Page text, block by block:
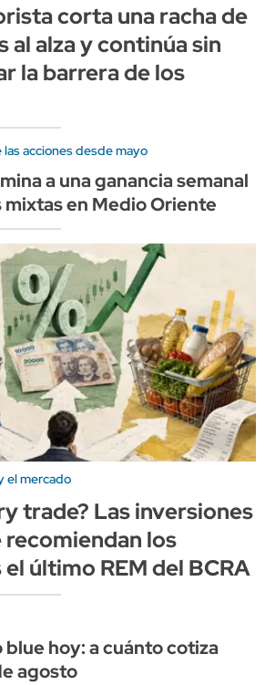
corta una racha de
al alza y continúa sin
la barrera de los
acciones desde mayo
a una ganancia semanal
mixtas en Medio Oriente
el mercado
trade? Las inversiones
recomiendan los
último REM del BCRA
blue hoy: a cuánto cotiza
agosto